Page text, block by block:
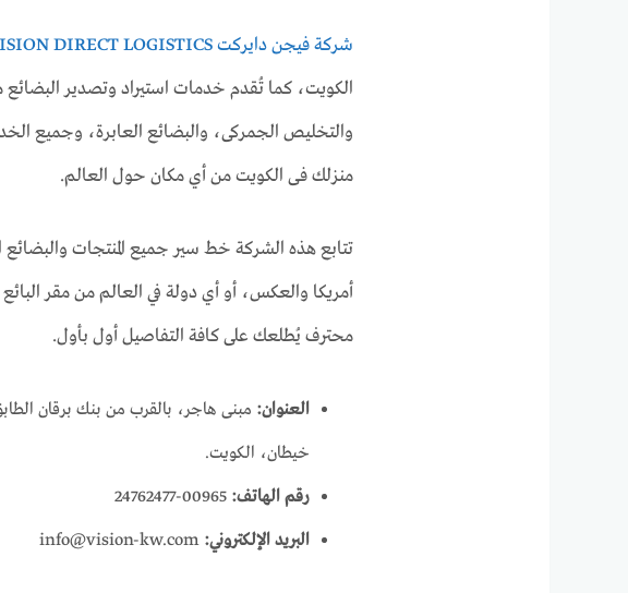
شركة فيجن دايركت VISION DIRECT LOGISTICS
الكويت، كما تُقدم خدمات استيراد وتصدير
والتخليص الجمركى، والبضائع العابرة، وجميع
منزلك فى الكويت من أي مكان حول العالم.
تتابع هذه الشركة خط سير جميع المنتجات
أمريكا والعكس، أو أي دولة في العالم من مقر
محترف يُطلعك على كافة التفاصيل أول بأول.
العنوان:
خيطان، الكويت.
رقم الهاتف:
البريد الإلكتروني: info@vision-kw.com